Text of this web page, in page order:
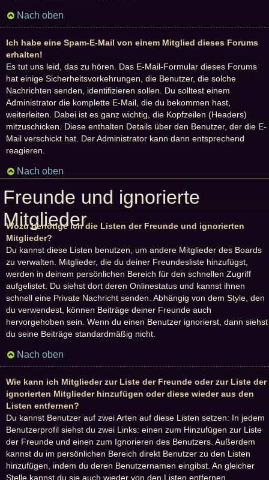
Nach oben
Ich habe eine Spam-E-Mail von einem Mitglied dieses Forums
erhalten!
Es tut uns leid, das zu hören. Das E-Mail-Formular dieses Forums
hat einige Sicherheitsvorkehrungen, die Benutzer, die solche
Nachrichten senden, identifizieren sollen. Du solltest einem
Administrator die komplette E-Mail, die du bekommen hast,
weiterleiten. Dabei ist es ganz wichtig, die Kopfzeilen (Headers)
mitzuschicken. Diese enthalten Details über den Benutzer, der die E-
Mail verschickt hat. Der Administrator kann dann entsprechend
reagieren.
Nach oben
Freunde und ignorierte
Mitglieder
Wozu benötige ich die Listen der Freunde und ignorierten
Mitglieder?
Du kannst diese Listen benutzen, um andere Mitglieder des Boards
zu verwalten. Mitglieder, die du deiner Freundesliste hinzufügst,
werden in deinem persönlichen Bereich für den schnellen Zugriff
aufgelistet. Du siehst dort deren Onlinestatus und kannst ihnen
schnell eine Private Nachricht senden. Abhängig von dem Style, den
du verwendest, können Beiträge deiner Freunde auch
hervorgehoben sein. Wenn du einen Benutzer ignorierst, dann siehst
du seine Beiträge standardmäßig nicht.
Nach oben
Wie kann ich Mitglieder zur Liste der Freunde oder zur Liste der
ignorierten Mitglieder hinzufügen oder diese wieder aus den
Listen entfernen?
Du kannst Benutzer auf zwei Arten auf diese Listen setzen: In jedem
Benutzerprofil siehst du zwei Links: einen zum Hinzufügen zur Liste
der Freunde und einen zum Ignorieren des Benutzers. Außerdem
kannst du im persönlichen Bereich direkt Benutzer zu den Listen
hinzufügen, indem du deren Benutzernamen eingibst. An gleicher
Stelle kannst du sie auch wieder von den Listen entfernen.